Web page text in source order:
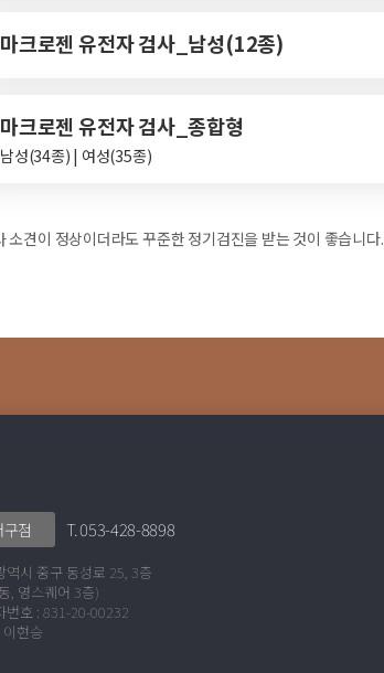
마크로젠 유전자 검사_남성(12종)
마크로젠 유전자 검사_종합형
남성(34종) | 여성(35종)
소견이 정상이더라도 꾸준한 정기검진을 받는 것이 좋습니다.
구점 T. 053-428-8898
역시 중구 동성로 25, 3층
, 영스퀘어 3층)
번호 : 831-20-00232
현승